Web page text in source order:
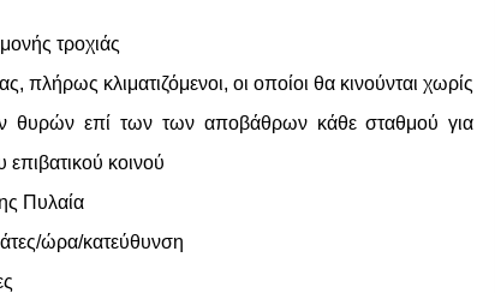
τροχιάς
πλήρως κλιματιζόμενοι, οι οποίοι θα κινούνται χωρίς
θυρών επί των των αποβάθρων κάθε σταθμού για
κοινού
Πυλαία
ώρα/κατεύθυνση